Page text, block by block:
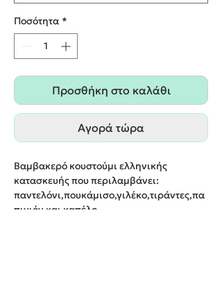
Ποσότητα *
Προσθήκη στο καλάθι
Αγορά τώρα
Βαμβακερό κουστούμι ελληνικής
κατασκευής που περιλαμβάνει:
παντελόνι,πουκάμισο,γιλέκο,τιράντες,πα
πιγιόν και καπέλο.